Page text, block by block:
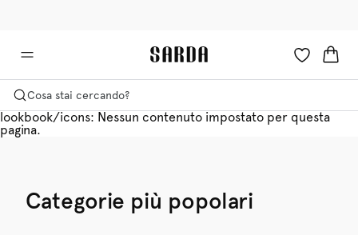
Cosa stai cercando?
lookbook/icons: Nessun contenuto impostato per questa
pagina.
Categorie più popolari